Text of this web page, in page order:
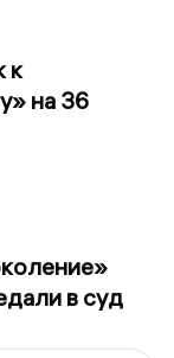
к
на 36
в суд